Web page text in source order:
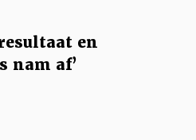
en
nam af’